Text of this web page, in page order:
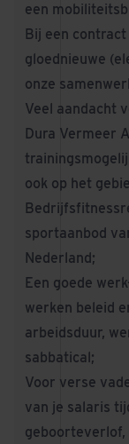
een
Bij een
gloednieuwe
onze
Veel aandacht
Dura Vermeer
ook op het
sportaanbod
Nederland;
Een goede
werken beleid
arbeidsduur,
sabbatical;
Voor verse
van je salaris
geboorteverlof,